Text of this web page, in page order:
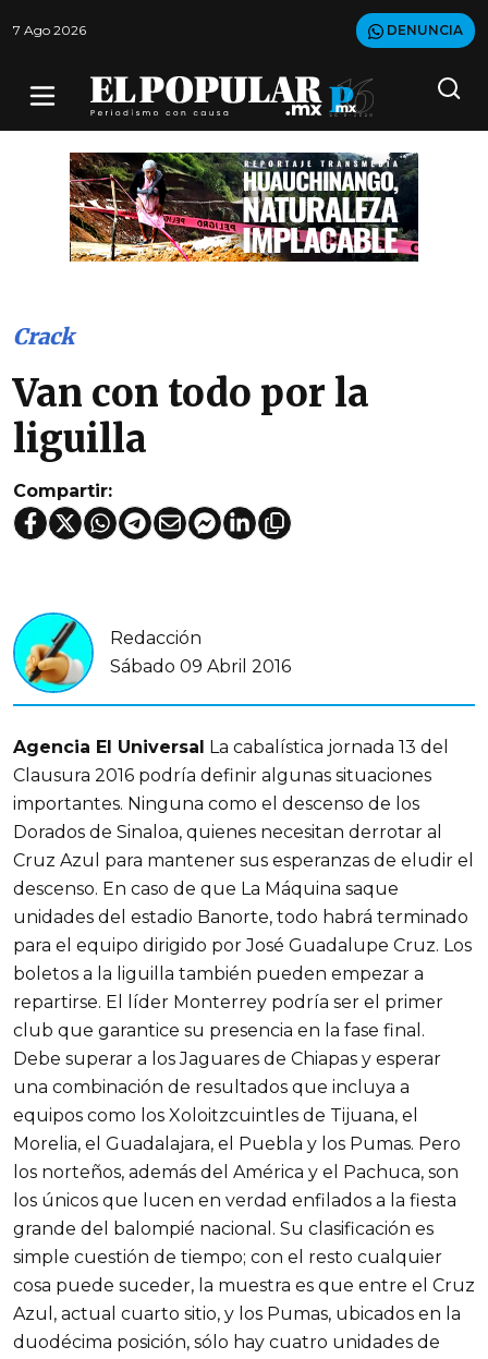
7 Ago 2026 DENUNCIA
Crack
Van con todo por la
liguilla
Compartir:
Redacción
Sábado 09 Abril 2016
Agencia El Universal La cabalística jornada 13 del
Clausura 2016 podría definir algunas situaciones
importantes. Ninguna como el descenso de los
Dorados de Sinaloa, quienes necesitan derrotar al
Cruz Azul para mantener sus esperanzas de eludir el
descenso. En caso de que La Máquina saque
unidades del estadio Banorte, todo habrá terminado
para el equipo dirigido por José Guadalupe Cruz. Los
boletos a la liguilla también pueden empezar a
repartirse. El líder Monterrey podría ser el primer
club que garantice su presencia en la fase final.
Debe superar a los Jaguares de Chiapas y esperar
una combinación de resultados que incluya a
equipos como los Xoloitzcuintles de Tijuana, el
Morelia, el Guadalajara, el Puebla y los Pumas. Pero
los norteños, además del América y el Pachuca, son
los únicos que lucen en verdad enfilados a la fiesta
grande del balompié nacional. Su clasificación es
simple cuestión de tiempo; con el resto cualquier
cosa puede suceder, la muestra es que entre el Cruz
Azul, actual cuarto sitio, y los Pumas, ubicados en la
duodécima posición, sólo hay cuatro unidades de